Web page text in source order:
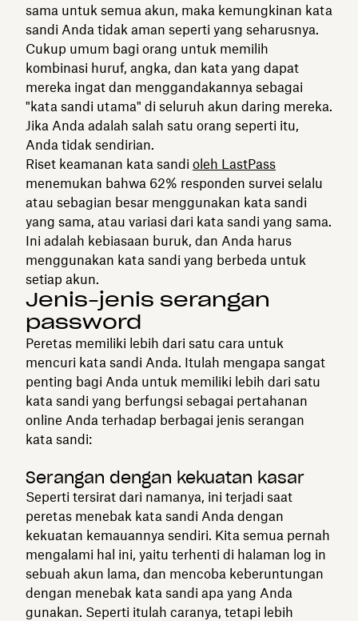
sama untuk semua akun, maka kemungkinan kata
sandi Anda tidak aman seperti yang seharusnya.
Cukup umum bagi orang untuk memilih
kombinasi huruf, angka, dan kata yang dapat
mereka ingat dan menggandakannya sebagai
"kata sandi utama" di seluruh akun daring mereka.
Jika Anda adalah salah satu orang seperti itu,
Anda tidak sendirian.
Riset keamanan kata sandi oleh LastPass
menemukan bahwa 62% responden survei selalu
atau sebagian besar menggunakan kata sandi
yang sama, atau variasi dari kata sandi yang sama.
Ini adalah kebiasaan buruk, dan Anda harus
menggunakan kata sandi yang berbeda untuk
setiap akun.
Jenis-jenis serangan
password
Peretas memiliki lebih dari satu cara untuk
mencuri kata sandi Anda. Itulah mengapa sangat
penting bagi Anda untuk memiliki lebih dari satu
kata sandi yang berfungsi sebagai pertahanan
online Anda terhadap berbagai jenis serangan
kata sandi:
Serangan dengan kekuatan kasar
Seperti tersirat dari namanya, ini terjadi saat
peretas menebak kata sandi Anda dengan
kekuatan kemauannya sendiri. Kita semua pernah
mengalami hal ini, yaitu terhenti di halaman log in
sebuah akun lama, dan mencoba keberuntungan
dengan menebak kata sandi apa yang Anda
gunakan. Seperti itulah caranya, tetapi lebih